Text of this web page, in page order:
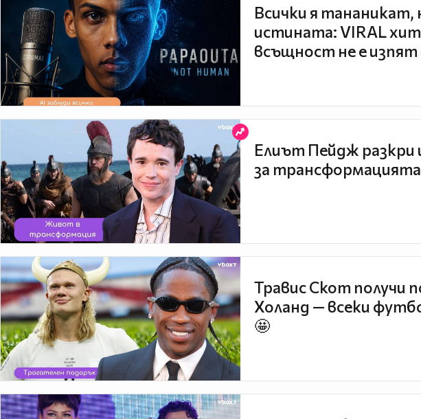
Всички я тананикат,
истината: VIRAL
всъщност не е изпят
Елиът Пейдж разкри
за
Травис Скот получи
Холанд — всеки
🤩